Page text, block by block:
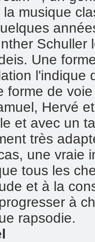
musique
Schuller
Une
l'indique
forme de
Hervé
et avec un
très
une vraie
tous les
et à la
à
rapsodie.